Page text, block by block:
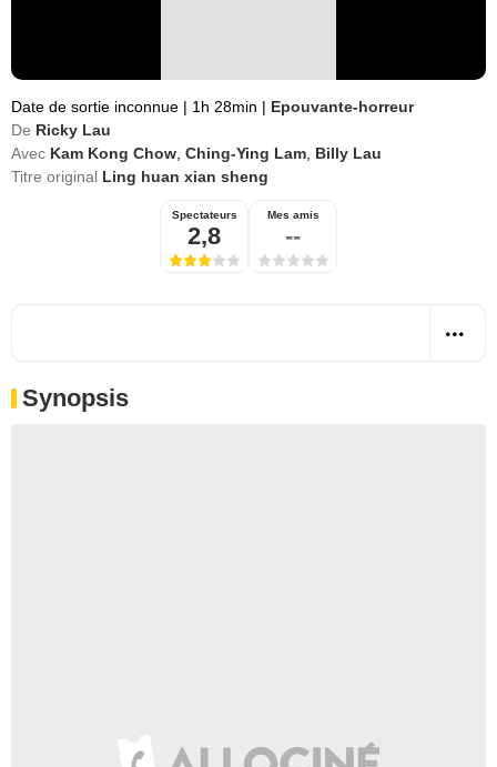
Date de sortie inconnue | 1h 28min | Epouvante-horreur
De Ricky Lau
Avec Kam Kong Chow Ching-Ying Lam Billy Lau
Titre original Ling huan xian sheng
Spectateurs
2,8
Mes amis
--
Synopsis